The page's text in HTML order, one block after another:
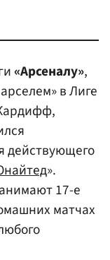
«Арсеналу»,
в Лиге
действующего
».
17-е
матчах